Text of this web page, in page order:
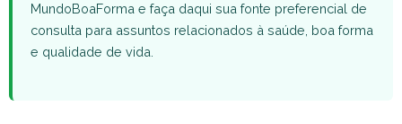
MundoBoaForma e faça daqui sua fonte preferencial de
consulta para assuntos relacionados à saúde, boa forma
e qualidade de vida.